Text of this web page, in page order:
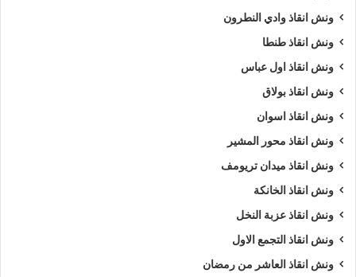
ونش انقاذ وادي النطرون
ونش انقاذ طنطا
ونش انقاذ اول عباس
ونش انقاذ بولاق
ونش انقاذ اسوان
ونش انقاذ محور المشير
ونش انقاذ ميدان تريومف
ونش انقاذ الخانكة
ونش انقاذ عزبة النخل
ونش انقاذ التجمع الاول
ونش انقاذ العاشر من رمضان